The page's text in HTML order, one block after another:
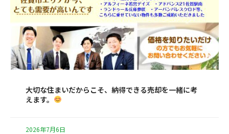
大切な住まいだからこそ、納得できる売却を一緒に考
えます。
2026年7月6日